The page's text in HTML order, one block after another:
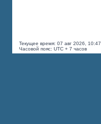
Текущее время: 07 авг 2026, 10:47
Часовой пояс: UTC + 7 часов